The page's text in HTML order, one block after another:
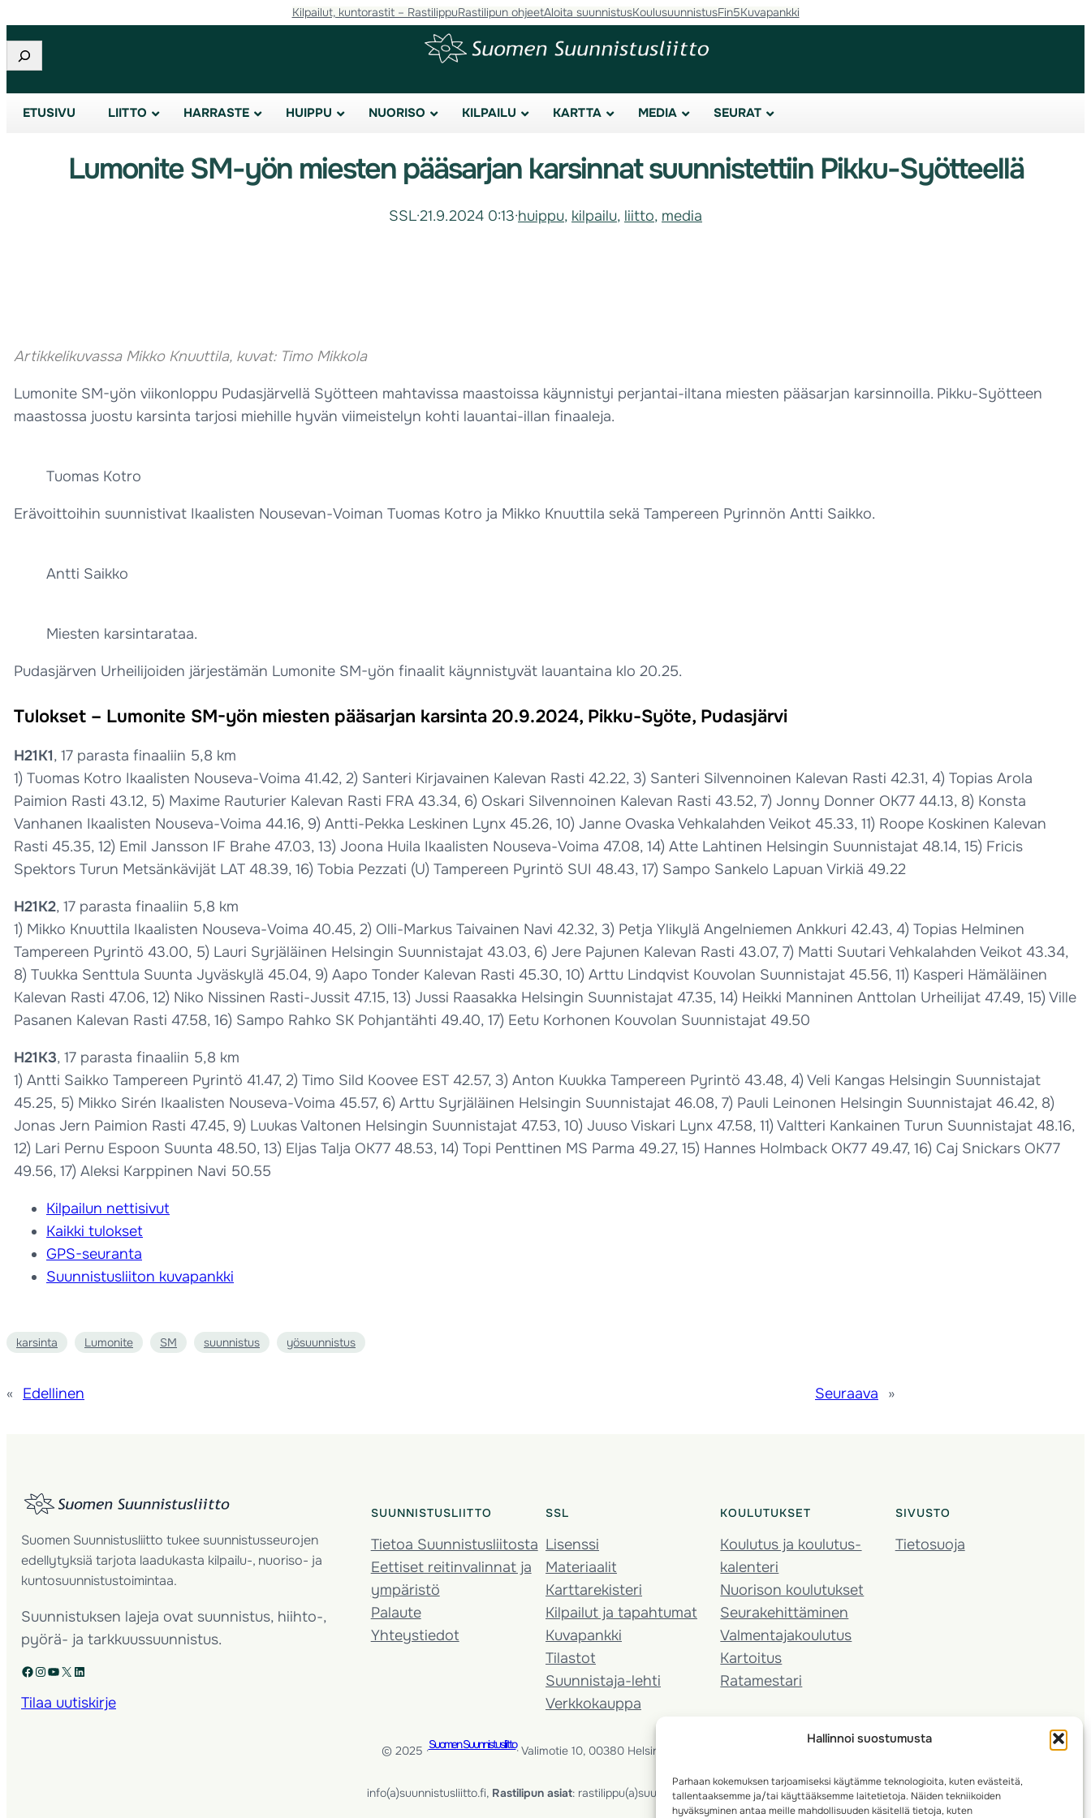
Hallinnoi suostumusta
Parhaan kokemuksen tarjoamiseksi käytämme teknologioita, kuten evästeitä,
tallentaaksemme ja/tai käyttääksemme laitetietoja. Näiden tekniikoiden
hyväksyminen antaa meille mahdollisuuden käsitellä tietoja, kuten
Kilpailut, kuntorastit – RastilippuRastilipun ohjeetAloita suunnistusKoulusuunnistusFin5Kuvapankki
Etsi
ETUSIVU LIITTO HARRASTE HUIPPU NUORISO KILPAILU KARTTA MEDIA SEURAT
Lumonite SM-yön miesten pääsarjan karsinnat suunnistettiin Pikku-Syötteellä
SSL·21.9.2024 0:13·huippu, kilpailu, liitto, media
Artikkelikuvassa Mikko Knuuttila, kuvat: Timo Mikkola
Lumonite SM-yön viikonloppu Pudasjärvellä Syötteen mahtavissa maastoissa käynnistyi perjantai-iltana miesten pääsarjan karsinnoilla. Pikku-Syötteen
maastossa juostu karsinta tarjosi miehille hyvän viimeistelyn kohti lauantai-illan finaaleja.
Tuomas Kotro
Erävoittoihin suunnistivat Ikaalisten Nousevan-Voiman Tuomas Kotro ja Mikko Knuuttila sekä Tampereen Pyrinnön Antti Saikko.
Antti Saikko
Miesten karsintarataa.
Pudasjärven Urheilijoiden järjestämän Lumonite SM-yön finaalit käynnistyvät lauantaina klo 20.25.
Tulokset – Lumonite SM-yön miesten pääsarjan karsinta 20.9.2024, Pikku-Syöte, Pudasjärvi
H21K1, 17 parasta finaaliin 5,8 km
1) Tuomas Kotro Ikaalisten Nouseva-Voima 41.42, 2) Santeri Kirjavainen Kalevan Rasti 42.22, 3) Santeri Silvennoinen Kalevan Rasti 42.31, 4) Topias Arola
Paimion Rasti 43.12, 5) Maxime Rauturier Kalevan Rasti FRA 43.34, 6) Oskari Silvennoinen Kalevan Rasti 43.52, 7) Jonny Donner OK77 44.13, 8) Konsta
Vanhanen Ikaalisten Nouseva-Voima 44.16, 9) Antti-Pekka Leskinen Lynx 45.26, 10) Janne Ovaska Vehkalahden Veikot 45.33, 11) Roope Koskinen Kalevan
Rasti 45.35, 12) Emil Jansson IF Brahe 47.03, 13) Joona Huila Ikaalisten Nouseva-Voima 47.08, 14) Atte Lahtinen Helsingin Suunnistajat 48.14, 15) Fricis
Spektors Turun Metsänkävijät LAT 48.39, 16) Tobia Pezzati (U) Tampereen Pyrintö SUI 48.43, 17) Sampo Sankelo Lapuan Virkiä 49.22
H21K2, 17 parasta finaaliin 5,8 km
1) Mikko Knuuttila Ikaalisten Nouseva-Voima 40.45, 2) Olli-Markus Taivainen Navi 42.32, 3) Petja Ylikylä Angelniemen Ankkuri 42.43, 4) Topias Helminen
Tampereen Pyrintö 43.00, 5) Lauri Syrjäläinen Helsingin Suunnistajat 43.03, 6) Jere Pajunen Kalevan Rasti 43.07, 7) Matti Suutari Vehkalahden Veikot 43.34,
8) Tuukka Senttula Suunta Jyväskylä 45.04, 9) Aapo Tonder Kalevan Rasti 45.30, 10) Arttu Lindqvist Kouvolan Suunnistajat 45.56, 11) Kasperi Hämäläinen
Kalevan Rasti 47.06, 12) Niko Nissinen Rasti-Jussit 47.15, 13) Jussi Raasakka Helsingin Suunnistajat 47.35, 14) Heikki Manninen Anttolan Urheilijat 47.49, 15) Ville
Pasanen Kalevan Rasti 47.58, 16) Sampo Rahko SK Pohjantähti 49.40, 17) Eetu Korhonen Kouvolan Suunnistajat 49.50
H21K3, 17 parasta finaaliin 5,8 km
1) Antti Saikko Tampereen Pyrintö 41.47, 2) Timo Sild Koovee EST 42.57, 3) Anton Kuukka Tampereen Pyrintö 43.48, 4) Veli Kangas Helsingin Suunnistajat
45.25, 5) Mikko Sirén Ikaalisten Nouseva-Voima 45.57, 6) Arttu Syrjäläinen Helsingin Suunnistajat 46.08, 7) Pauli Leinonen Helsingin Suunnistajat 46.42, 8)
Jonas Jern Paimion Rasti 47.45, 9) Luukas Valtonen Helsingin Suunnistajat 47.53, 10) Juuso Viskari Lynx 47.58, 11) Valtteri Kankainen Turun Suunnistajat 48.16,
12) Lari Pernu Espoon Suunta 48.50, 13) Eljas Talja OK77 48.53, 14) Topi Penttinen MS Parma 49.27, 15) Hannes Holmback OK77 49.47, 16) Caj Snickars OK77
49.56, 17) Aleksi Karppinen Navi 50.55
Kilpailun nettisivut
Kaikki tulokset
GPS-seuranta
Suunnistusliiton kuvapankki
karsinta Lumonite SM suunnistus yösuunnistus
« Edellinen Seuraava »
Suomen Suunnistusliitto tukee suunnistusseurojen
edellytyksiä tarjota laadukasta kilpailu-, nuoriso- ja
kuntosuunnistustoimintaa.
Suunnistuksen lajeja ovat suunnistus, hiihto-,
pyörä- ja tarkkuussuunnistus.
Facebook Instagram YouTube X LinkedIn
Tilaa uutiskirje
SUUNNISTUSLIITTO
Tietoa Suunnistusliitosta
Eettiset reitinvalinnat ja
ympäristö
Palaute
Yhteystiedot
SSL
Lisenssi
Materiaalit
Karttarekisteri
Kilpailut ja tapahtumat
Kuvapankki
Tilastot
Suunnistaja-lehti
Verkkokauppa
KOULUTUKSET
Koulutus ja koulutus­
kalenteri
Nuorison koulutukset
Seura­kehittäminen
Valmentaja­koulutus
Kartoitus
Ratamestari
SIVUSTO
Tietosuoja
© 2025 ·Suomen Suunnistusliitto· Valimotie 10, 00380 Helsinki, Finland
info(a)suunnistusliitto.fi, Rastilipun asiat: rastilippu(a)suunnistusliitto.fi